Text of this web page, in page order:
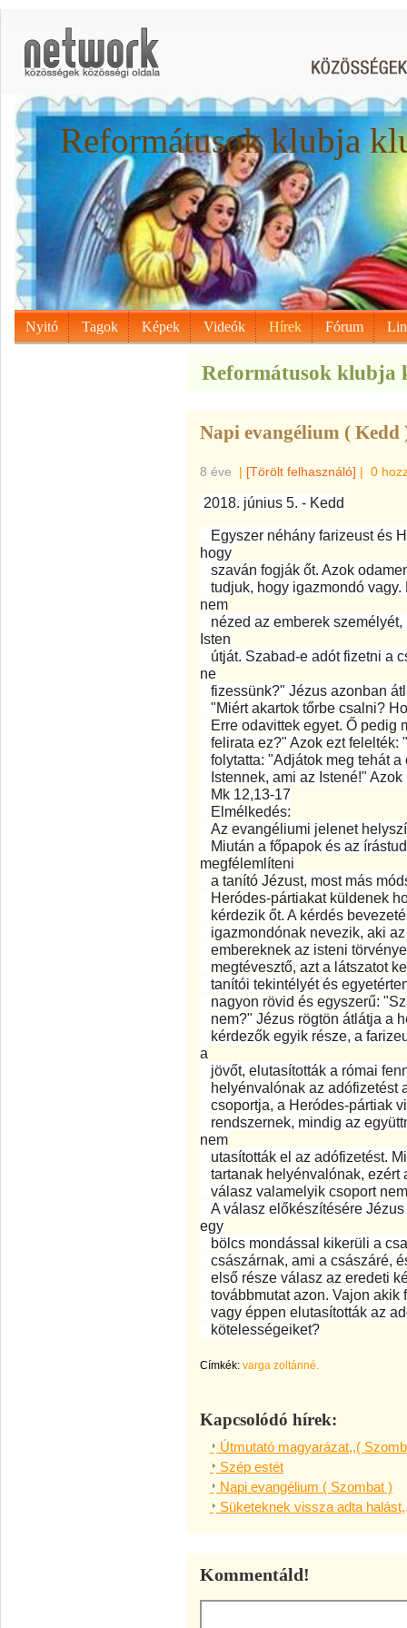
Reformátusok klubja
Nyitó Tagok Képek Videók Hírek Fórum
Reformátusok klubja
Napi evangélium ( Kedd
8 éve | [Törölt felhasználó] | 0
2018. június 5. - Kedd
Egyszer néhány farizeust és
hogy
szaván fogják őt. Azok
tudjuk, hogy igazmondó
nem
nézed az emberek
Isten
útját. Szabad-e adót fizetni a
ne
fizessünk?" Jézus azonban
"Miért akartok tőrbe csalni?
Erre odavittek egyet. Ő pedig
felirata ez?" Azok ezt felelték:
folytatta: "Adjátok meg tehát
Istennek, ami az Istené!"
Mk 12,13-17
Elmélkedés:
Az evangéliumi jelenet
Miután a főpapok és az
megfélemlíteni
a tanító Jézust, most más
Heródes-pártiakat küldenek
kérdezik őt. A kérdés
igazmondónak nevezik, aki
embereknek az isteni
megtévesztő, azt a látszatot
tanítói tekintélyét és
nagyon rövid és egyszerű:
nem?" Jézus rögtön átlátja a
kérdezők egyik része, a
a
jövőt, elutasították a római
helyénvalónak az adófizetést
csoportja, a Heródes-pártiak
rendszernek, mindig az
nem
utasították el az adófizetést.
tartanak helyénvalónak, ezért
válasz valamelyik csoport
A válasz előkészítésére
egy
bölcs mondással kikerüli a
császárnak, ami a császáré,
első része válasz az eredeti
továbbmutat azon. Vajon akik
vagy éppen elutasították az
kötelességeiket?
Címkék: varga zoltánné.
Kapcsolódó hírek:
Útmutató magyarázat,,(
Szép estét
Napi evangélium ( Szombat )
Süketeknek vissza adta
Kommentáld!